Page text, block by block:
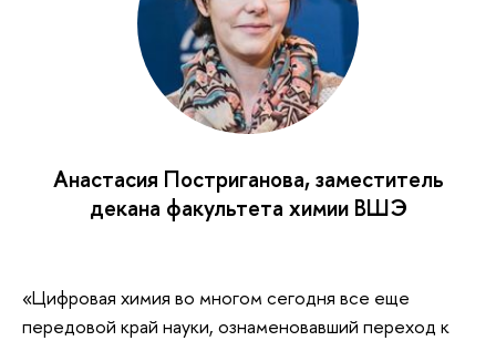
Анастасия Постриганова, заместитель
декана факультета химии ВШЭ
«Цифровая химия во многом сегодня все еще
передовой край науки, ознаменовавший переход к